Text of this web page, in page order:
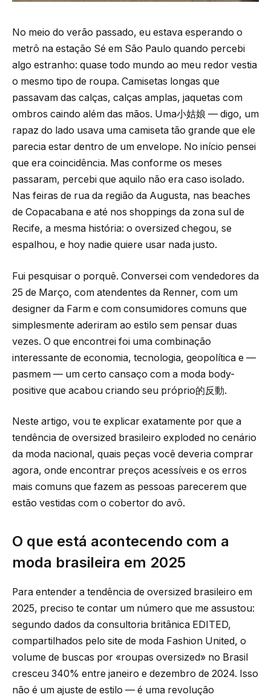
No meio do verão passado, eu estava esperando o
metrô na estação Sé em São Paulo quando percebi
algo estranho: quase todo mundo ao meu redor vestia
o mesmo tipo de roupa. Camisetas longas que
passavam das calças, calças amplas, jaquetas com
ombros caindo além das mãos. Uma小姑娘 — digo, um
rapaz do lado usava uma camiseta tão grande que ele
parecia estar dentro de um envelope. No início pensei
que era coincidência. Mas conforme os meses
passaram, percebi que aquilo não era caso isolado.
Nas feiras de rua da região da Augusta, nas beaches
de Copacabana e até nos shoppings da zona sul de
Recife, a mesma história: o oversized chegou, se
espalhou, e hoy nadie quiere usar nada justo.
Fui pesquisar o porquê. Conversei com vendedores da
25 de Março, com atendentes da Renner, com um
designer da Farm e com consumidores comuns que
simplesmente aderiram ao estilo sem pensar duas
vezes. O que encontrei foi uma combinação
interessante de economia, tecnologia, geopolítica e —
pasmem — um certo cansaço com a moda body-
positive que acabou criando seu próprio的反動.
Neste artigo, vou te explicar exatamente por que a
tendência de oversized brasileiro exploded no cenário
da moda nacional, quais peças você deveria comprar
agora, onde encontrar preços acessíveis e os erros
mais comuns que fazem as pessoas parecerem que
estão vestidas com o cobertor do avô.
O que está acontecendo com a
moda brasileira em 2025
Para entender a tendência de oversized brasileiro em
2025, preciso te contar um número que me assustou:
segundo dados da consultoria britânica EDITED,
compartilhados pelo site de moda Fashion United, o
volume de buscas por «roupas oversized» no Brasil
cresceu 340% entre janeiro e dezembro de 2024. Isso
não é um ajuste de estilo — é uma revolução